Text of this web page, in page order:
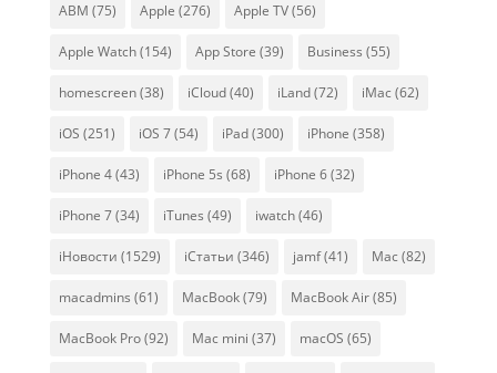
ABM (75) Apple (276) Apple TV(56)
Apple Watch(154) App Store (39) Business (55)
homescreen(38) iCloud(40) iLand(72) iMac (62)
iOS (251) iOS 7(54) iPad(300) iPhone (358)
iPhone 4(43) iPhone 5s (68) iPhone 6(32)
iPhone 7(34) iTunes (49) iwatch(46)
iНовости (1529) iСтатьи (346) jamf(41) Mac (82)
macadmins (61) MacBook(79) MacBook Air(85)
MacBook Pro(92) Mac mini (37) macOS (65)